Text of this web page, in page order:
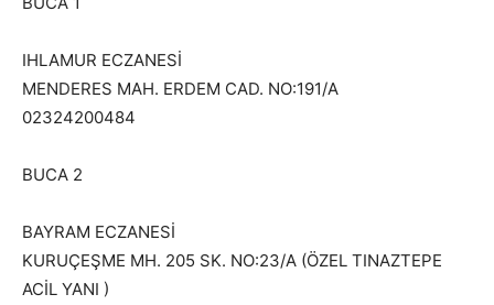
IHLAMUR ECZANESİ
MENDERES MAH. ERDEM CAD. NO:191/A
02324200484
BUCA 2
BAYRAM ECZANESİ
KURUÇEŞME MH. 205 SK. NO:23/A (ÖZEL TINAZTEPE
ACİL YANI )